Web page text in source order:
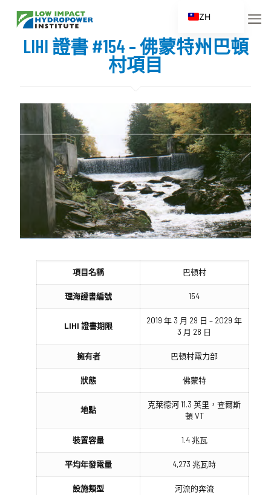
LIHI 證書 #154 – 佛蒙特州巴頓
村項目
項目名稱 巴頓村
理海證書編號 154
LIHI 證書期限
2019 年 3 月 29 日 – 2029 年
3 月 28 日
擁有者 巴頓村電力部
狀態 佛蒙特
地點
克萊德河 11.3 英里，查爾斯
頓 VT
裝置容量 1.4 兆瓦
平均年發電量 4,273 兆瓦時
設施類型 河流的奔流
ZH
EN
ES